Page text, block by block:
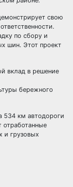
свою
по сбору и
шин. Этот проект
вклад в решение
бережного
534 км автодороги
отработанные
и грузовых